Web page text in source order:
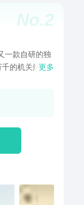
No.2
一款自研的独
的机关解
，你不仅要
更多